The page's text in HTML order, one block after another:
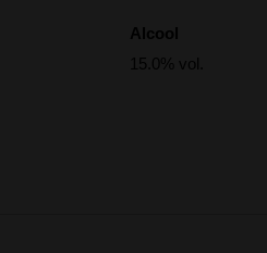
Alcool
15.0% vol.